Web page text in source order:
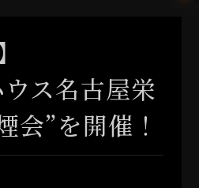
ス名古屋栄
会”を開催！